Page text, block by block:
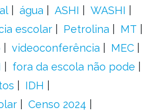
água ASHI
WASHI
escolar Petrolina
MT
videoconferência
MEC
fora da escola não pode
IDH
Censo 2024